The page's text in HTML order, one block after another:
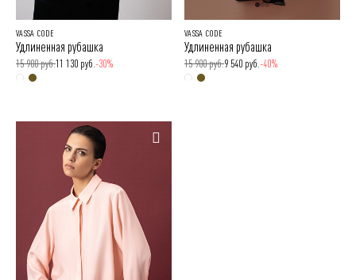
VASSA CODE
Удлиненная рубашка
15 900 руб.11 130 руб. -30%
VASSA CODE
Удлиненная рубашка
15 900 руб.9 540 руб. -40%